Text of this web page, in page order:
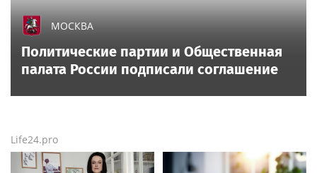
МОСКВА
Политические партии и Общественная
палата России подписали соглашение
Life24.pro